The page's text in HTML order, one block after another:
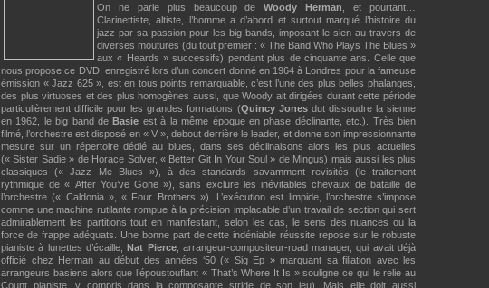
On ne parle plus beaucoup deWoody Herman
, et pourtant…
Clarinettiste, altiste, l’homme a d’abord et surtout marqué l’histoire du
jazz par sa passion pour les big bands, imposant le sien au travers de
diverses moutures (du tout premier : « The Band Who Plays The Blues »
aux « Heards » successifs) pendant plus de cinquante ans. Celle que
nous propose ce DVD, enregistré lors d’un concert donné en 1964 à Londres pour la fameuse
émission « Jazz 625 », est en tous points remarquable, c’est l’une des plus belles phalanges,
des plus virtuoses et des plus homogènes aussi, que Woody ait dirigées durant cette période
particulièrement difficile pour les grandes formations (Quincy Jonesdut dissoudre la sienne
en 1962, le big band deBasie est à la même époque en phase déclinante, etc.). Très bien
filmé, l’orchestre est disposé en « V », debout derrière le leader, et donne son impressionnante
mesure sur un répertoire dédié au blues, dans ses déclinaisons alors les plus actuelles
(« Sister Sadie » de Horace Solver, « Better Git In Your Soul » de Mingus) mais aussi les plus
classiques (« Jazz Me Blues »), à des standards savamment revisités (le traitement
rythmique de « After You’ve Gone »), sans exclure les inévitables chevaux de bataille de
l’orchestre (« Caldonia », « Four Brothers »). L’exécution est limpide, l’orchestre s’impose
comme une machine rutilante rompue à la précision implacable d’un travail de section qui sert
admirablement les partitions tout en manifestant, selon les cas, le sens des nuances ou la
force de frappe adéquats. Une bonne part de cette indéniable réussite repose sur le robuste
pianiste à lunettes d’écaille,Nat Pierce, arrangeur-compositeur-road manager, qui avait déjà
officié chez Herman au début des années ‘50 (« Sig Ep » marquant sa filiation avec les
arrangeurs basiens alors que l’époustouflant « That’s Where It Is » souligne ce qui le relie au
Count pianiste, y compris dans la composante stride de son jeu). Mais elle doit aussi